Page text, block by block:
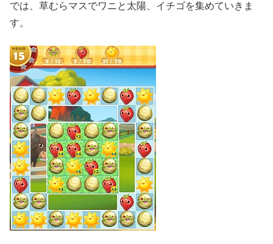
では、草むらマスでワニと太陽、イチゴを集めていきま
す。